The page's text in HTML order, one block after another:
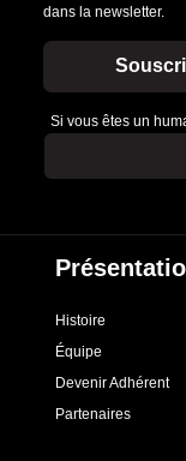
dans la newsletter.
Si vous êtes un
Histoire
Équipe
Devenir Adhérent
Partenaires